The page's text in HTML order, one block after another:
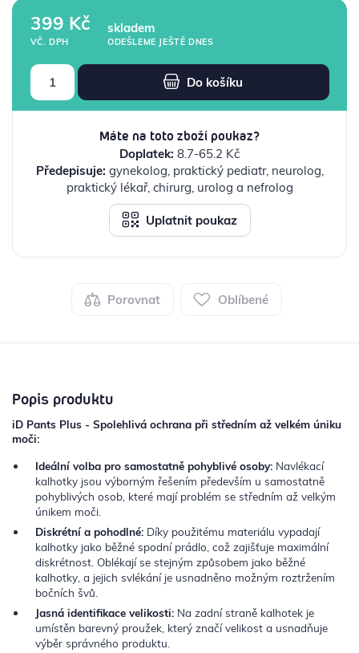
399 Kč
VČ. DPH
skladem
ODEŠLEME JEŠTĚ DNES
Do košíku
Máte na toto zboží poukaz?
Doplatek: 8.7-65.2 Kč
Předepisuje: gynekolog, praktický pediatr, neurolog,
praktický lékař, chirurg, urolog a nefrolog
Uplatnit poukaz
Porovnat Oblíbené
Popis produktu
iD Pants Plus - Spolehlivá ochrana při středním až velkém úniku
moči:
Ideální volba pro samostatně pohyblivé osoby:Navlékací
kalhotky jsou výborným řešením především u samostatně
pohyblivých osob, které mají problém se středním až velkým
únikem moči.
Diskrétní a pohodlné:Díky použitému materiálu vypadají
kalhotky jako běžné spodní prádlo, což zajišťuje maximální
diskrétnost. Oblékají se stejným způsobem jako běžné
kalhotky, a jejich svlékání je usnadněno možným roztržením
bočních švů.
Jasná identifikace velikosti:Na zadní straně kalhotek je
umístěn barevný proužek, který značí velikost a usnadňuje
výběr správného produktu.